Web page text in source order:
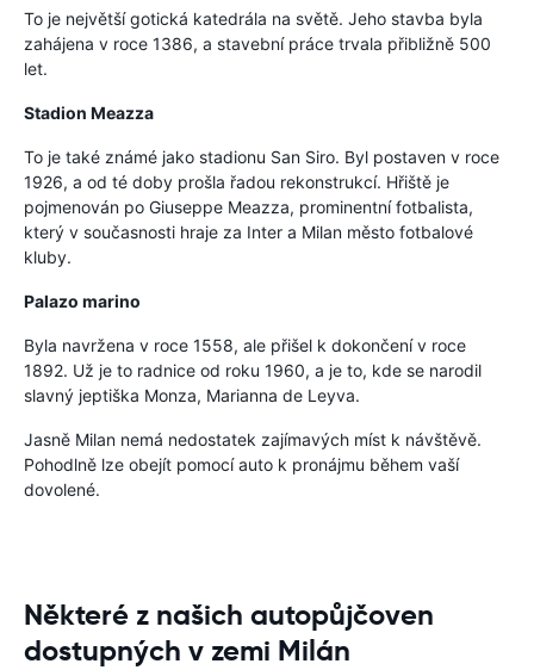
To je největší gotická katedrála na světě. Jeho stavba byla
zahájena v roce 1386, a stavební práce trvala přibližně 500
let.
Stadion Meazza
To je také známé jako stadionu San Siro. Byl postaven v roce
1926, a od té doby prošla řadou rekonstrukcí. Hřiště je
pojmenován po Giuseppe Meazza, prominentní fotbalista,
který v současnosti hraje za Inter a Milan město fotbalové
kluby.
Palazo marino
Byla navržena v roce 1558, ale přišel k dokončení v roce
1892. Už je to radnice od roku 1960, a je to, kde se narodil
slavný jeptiška Monza, Marianna de Leyva.
Jasně Milan nemá nedostatek zajímavých míst k návštěvě.
Pohodlně lze obejít pomocí auto k pronájmu během vaší
dovolené.
Některé z našich autopůjčoven
dostupných v zemi Milán